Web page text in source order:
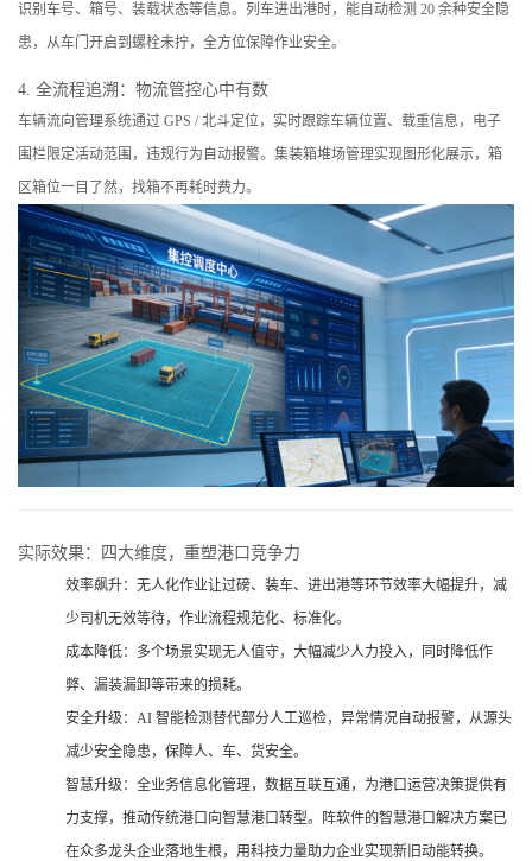
识别车号、箱号、装载状态等信息。列车进出港时，能自动检测 20 余种安全隐
患，从车门开启到螺栓未拧，全方位保障作业安全。
4. 全流程追溯：物流管控心中有数
车辆流向管理系统通过 GPS / 北斗定位，实时跟踪车辆位置、载重信息，电子
围栏限定活动范围，违规行为自动报警。集装箱堆场管理实现图形化展示，箱
区箱位一目了然，找箱不再耗时费力。
实际效果：四大维度，重塑港口竞争力
效率飙升：无人化作业让过磅、装车、进出港等环节效率大幅提升，减
少司机无效等待，作业流程规范化、标准化。
成本降低：多个场景实现无人值守，大幅减少人力投入，同时降低作
弊、漏装漏卸等带来的损耗。
安全升级：AI 智能检测替代部分人工巡检，异常情况自动报警，从源头
减少安全隐患，保障人、车、货安全。
智慧升级：全业务信息化管理，数据互联互通，为港口运营决策提供有
力支撑，推动传统港口向智慧港口转型。阵软件的智慧港口解决方案已
在众多龙头企业落地生根，用科技力量助力企业实现新旧动能转换。